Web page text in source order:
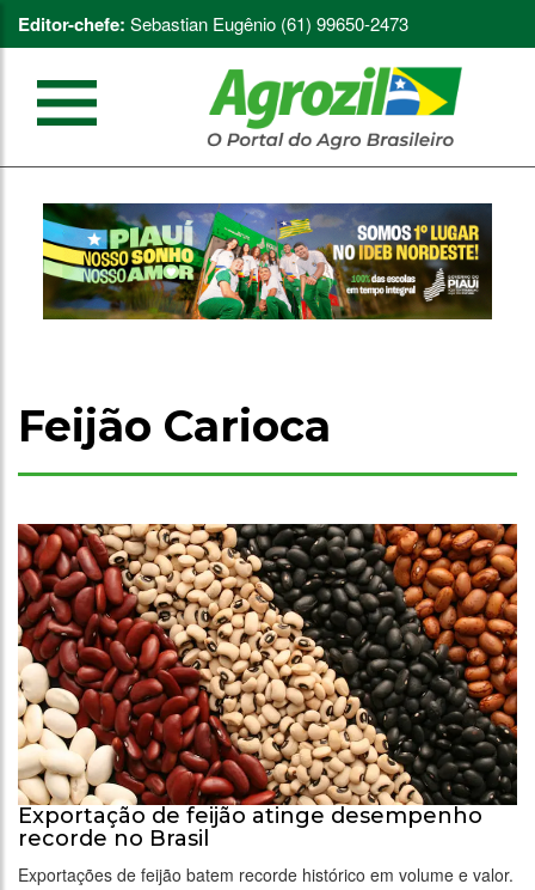
Editor-chefe: Sebastian Eugênio (61) 99650-2473
Feijão Carioca
Exportação de feijão atinge desempenho
recorde no Brasil
Exportações de feijão batem recorde histórico em volume e valor.